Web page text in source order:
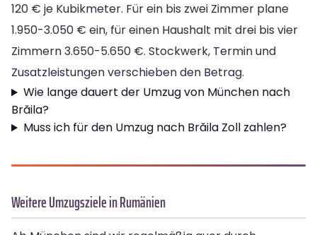
120 € je Kubikmeter. Für ein bis zwei Zimmer plane
1.950-3.050 € ein, für einen Haushalt mit drei bis vier
Zimmern 3.650-5.650 €. Stockwerk, Termin und
Zusatzleistungen verschieben den Betrag.
Wie lange dauert der Umzug von München nach
Brăila?
Muss ich für den Umzug nach Brăila Zoll zahlen?
Weitere Umzugsziele in Rumänien